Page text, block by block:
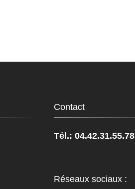
Contact
Tél.: 04.42.31.55.78
Réseaux sociaux :